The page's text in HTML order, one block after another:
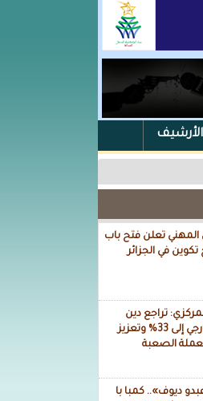
الأرشيف
المهني تعلن فتح باب
في الجزائر
تراجع دين
موريتانيا الخارجي إلى 33% وتعزيز
الصعبة
ديوف».. كمبا با